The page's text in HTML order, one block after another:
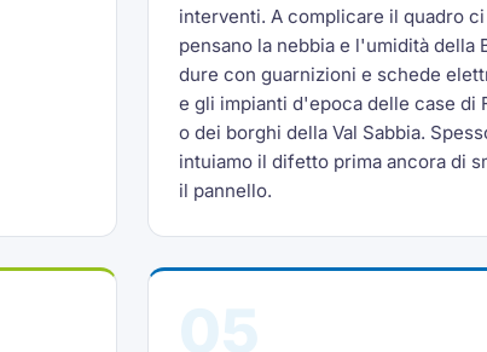
interventi. A complicare il quadro ci
pensano la nebbia e l'umidità della
dure con guarnizioni e schede
e gli impianti d'epoca delle case di
o dei borghi della Val Sabbia.
intuiamo il difetto prima ancora di
il pannello.